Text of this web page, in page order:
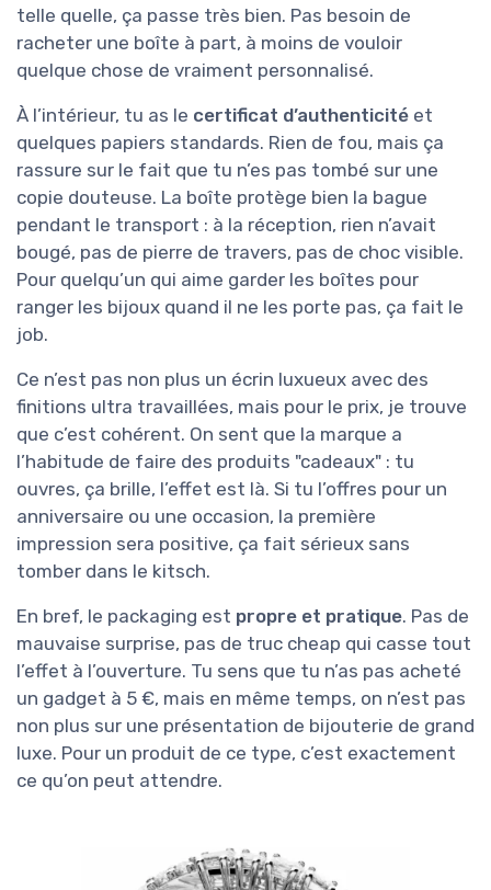
telle quelle, ça passe très bien. Pas besoin de
racheter une boîte à part, à moins de vouloir
quelque chose de vraiment personnalisé.
À l’intérieur, tu as le certificat d’authenticité et
quelques papiers standards. Rien de fou, mais ça
rassure sur le fait que tu n’es pas tombé sur une
copie douteuse. La boîte protège bien la bague
pendant le transport : à la réception, rien n’avait
bougé, pas de pierre de travers, pas de choc visible.
Pour quelqu’un qui aime garder les boîtes pour
ranger les bijoux quand il ne les porte pas, ça fait le
job.
Ce n’est pas non plus un écrin luxueux avec des
finitions ultra travaillées, mais pour le prix, je trouve
que c’est cohérent. On sent que la marque a
l’habitude de faire des produits "cadeaux" : tu
ouvres, ça brille, l’effet est là. Si tu l’offres pour un
anniversaire ou une occasion, la première
impression sera positive, ça fait sérieux sans
tomber dans le kitsch.
En bref, le packaging est propre et pratique. Pas de
mauvaise surprise, pas de truc cheap qui casse tout
l’effet à l’ouverture. Tu sens que tu n’as pas acheté
un gadget à 5 €, mais en même temps, on n’est pas
non plus sur une présentation de bijouterie de grand
luxe. Pour un produit de ce type, c’est exactement
ce qu’on peut attendre.